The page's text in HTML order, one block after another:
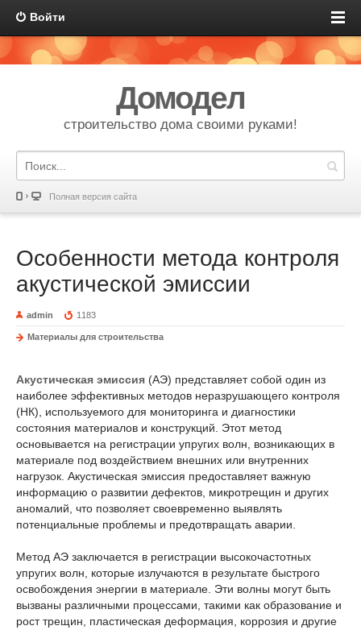
Войти
Домодел
строительство дома своими руками!
Полная версия сайта
Особенности метода контроля
акустической эмиссии
admin 1183
Материалы для строительства
Акустическая эмиссия (АЭ) представляет собой один из
наиболее эффективных методов неразрушающего контроля
(НК), используемого для мониторинга и диагностики
состояния материалов и конструкций. Этот метод
основывается на регистрации упругих волн, возникающих в
материале под воздействием внешних или внутренних
нагрузок. Акустическая эмиссия предоставляет важную
информацию о развитии дефектов, микротрещин и других
аномалий, что позволяет своевременно выявлять
потенциальные проблемы и предотвращать аварии.
Метод АЭ заключается в регистрации высокочастотных
упругих волн, которые излучаются в результате быстрого
освобождения энергии в материале. Эти волны могут быть
вызваны различными процессами, такими как образование и
рост трещин, пластическая деформация, коррозия и другие